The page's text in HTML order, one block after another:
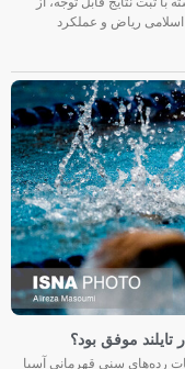
ریاض و عملکرد
موفق بود؟
رده‌های سنی قهرمانی آسیا